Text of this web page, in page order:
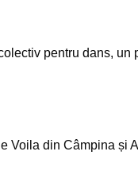
pentru dans, un
Voila din Câmpina și